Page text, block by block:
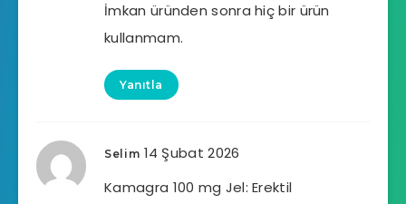
İmkan üründen sonra hiç bir ürün
kullanmam.
Yanıtla
Selim 14 Şubat 2026
Kamagra 100 mg Jel: Erektil